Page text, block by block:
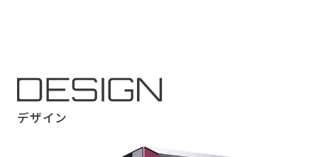
デザイン